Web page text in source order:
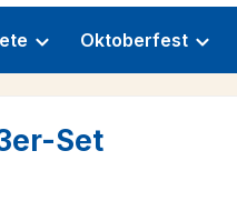
Oktoberfest
Set